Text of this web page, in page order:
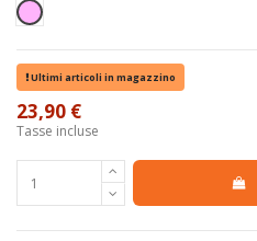
Rosa
Ultimi articoli in magazzino
23,90 €
Tasse incluse